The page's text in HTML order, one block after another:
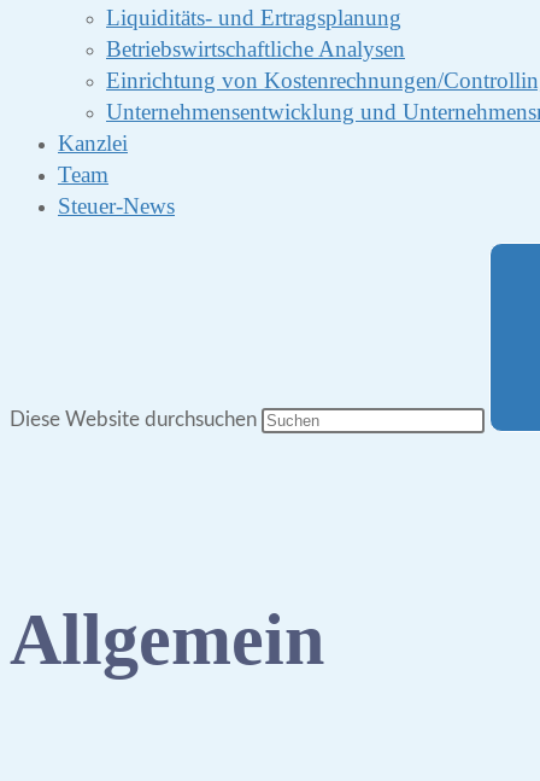
Liquiditäts- und Ertragsplanung
Betriebswirtschaftliche Analysen
Einrichtung von Kostenrechnungen/
Unternehmensentwicklung und
Kanzlei
Team
Steuer-News
Diese Website durchsuchen
Allgemein